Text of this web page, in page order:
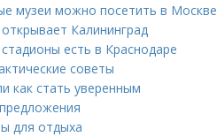
музеи можно посетить в Москве
Калининград
есть в Краснодаре
советы
как стать уверенным
для отдыха